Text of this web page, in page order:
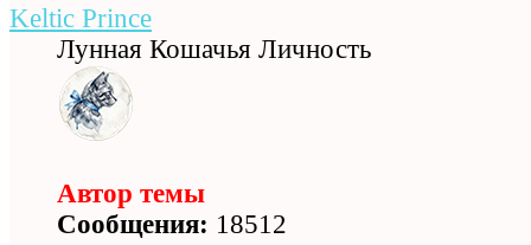
Keltic Prince
Лунная Кошачья Личность
Автор темы
Сообщения: 18512